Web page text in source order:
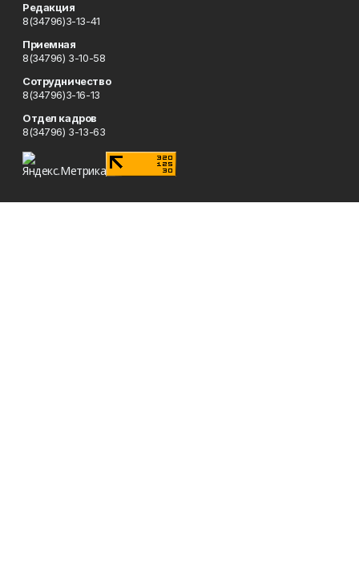
Редакция
8(34796)3-13-41
Приемная
8(34796) 3-10-58
Сотрудничество
8(34796)3-16-13
Отдел кадров
8(34796) 3-13-63